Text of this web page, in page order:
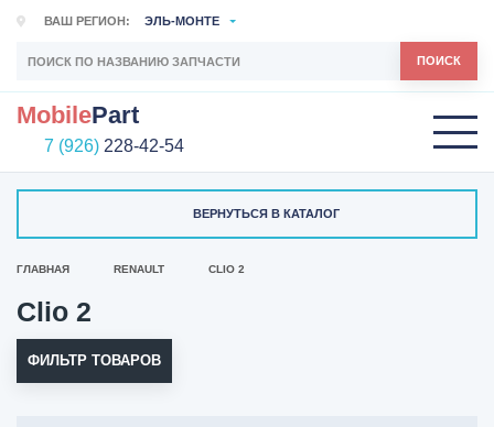
ВАШ РЕГИОН: ЭЛЬ-МОНТЕ
ПОИСК
MobilePart
7 (926) 228-42-54
ВЕРНУТЬСЯ В КАТАЛОГ
ГЛАВНАЯ RENAULT CLIO 2
Clio 2
ФИЛЬТР ТОВАРОВ